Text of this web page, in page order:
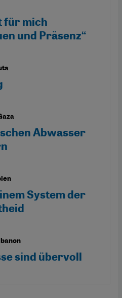
für mich
und Präsenz“
Abwasser
System der
sind übervoll